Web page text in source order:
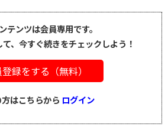
テンツは会員専用です。
て、今すぐ続きをチェックしよう！
録をする（無料）
はこちらから ログイン